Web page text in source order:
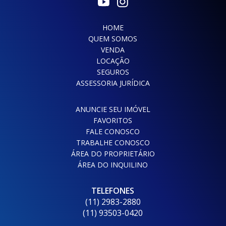
HOME
QUEM SOMOS
VENDA
LOCAÇÃO
SEGUROS
ASSESSORIA JURÍDICA
ANUNCIE SEU IMÓVEL
FAVORITOS
FALE CONOSCO
TRABALHE CONOSCO
ÁREA DO PROPRIETÁRIO
ÁREA DO INQUILINO
TELEFONES
(11) 2983-2880
(11) 93503-0420